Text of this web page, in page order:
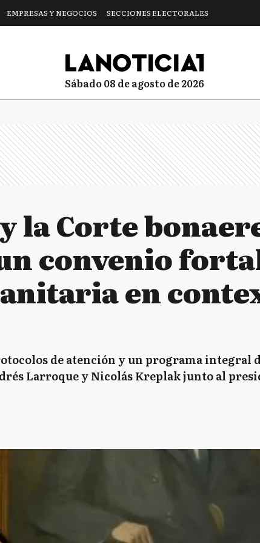
EMPRESAS Y NEGOCIOS SECCIONES ELECTORALES
sábado 08 de agosto de 2026
la Corte
convenio
en
de atención y un programa integral
Larroque y Nicolás Kreplak junto al